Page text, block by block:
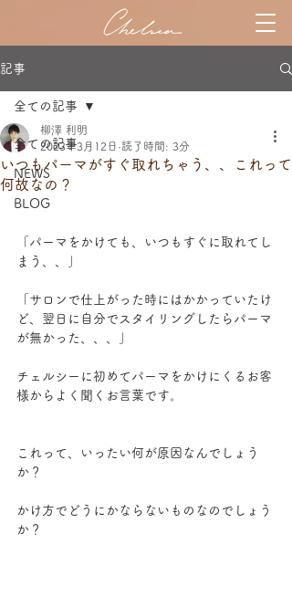
記事
全ての記事
NEWS
BLOG
全ての記事
いつもパーマがすぐ取れちゃう、、これって
何故なの？
柳澤 利明
2023年3月12日 読了時間: 3分
「パーマをかけても、いつもすぐに取れてし
まう、、」
「サロンで仕上がった時にはかかっていたけ
ど、翌日に自分でスタイリングしたらパーマ
が無かった、、、」
チェルシーに初めてパーマをかけにくるお客
様からよく聞くお言葉です。
これって、いったい何が原因なんでしょう
か？
かけ方でどうにかならないものなのでしょう
か？